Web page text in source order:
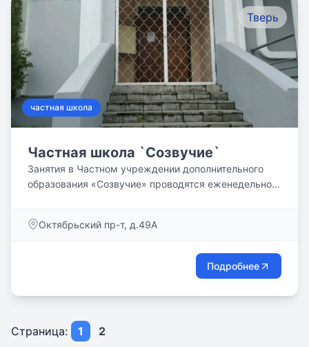
Тверь
частная школа
Частная школа `Созвучие`
Занятия в Частном учреждении дополнительного
образования «Созвучие» проводятся еженедельно
Октябрьский пр-т, д.49А
Подробнее
Страница: 1 2